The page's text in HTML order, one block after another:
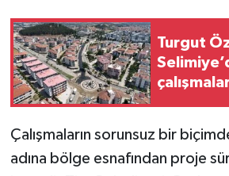
Turgut
Çalışmaların sorunsuz bir
adına bölge esnafından proje